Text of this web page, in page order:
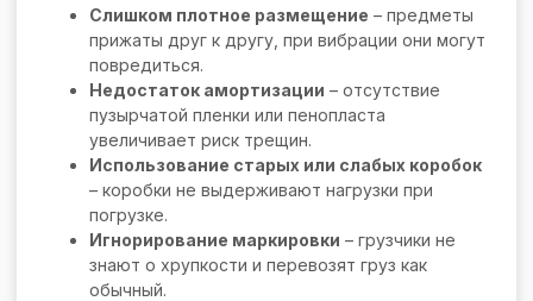
Слишком плотное размещение – предметы
прижаты друг к другу, при вибрации они могут
повредиться.
Недостаток амортизации – отсутствие
пузырчатой пленки или пенопласта
увеличивает риск трещин.
Использование старых или слабых коробок
– коробки не выдерживают нагрузки при
погрузке.
Игнорирование маркировки – грузчики не
знают о хрупкости и перевозят груз как
обычный.